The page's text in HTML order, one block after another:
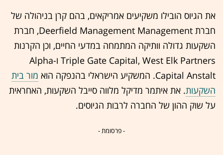
את הגיוס הובילו משקיעים אמריקאים, בהם קרן בניהולה של
חברת Deerfield Management Management, חברת
השקעות גדולה וותיקה המתמחה במדעי החיים, וכן הקרנות
Triple Gate Capital, West Elk Partners ו-Alpha
Capital Anstalt. המשקיע הישראלי בהנפקה הוא
מור בית
השקעות. את איתמר מדיקל מלווה סייבל השקעות, האחראית
על שוק ההון של החברה לרבות הגיוסים.
- פרסומת -